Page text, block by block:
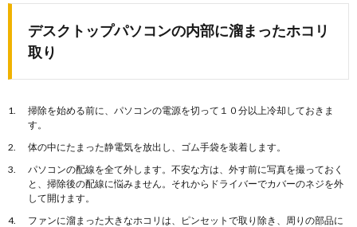
デスクトップパソコンの内部に溜まったホコリ
取り
掃除を始める前に、パソコンの電源を切って１０分以上冷却しておきま
す。
体の中にたまった静電気を放出し、ゴム手袋を装着します。
パソコンの配線を全て外します。不安な方は、外す前に写真を撮っておく
と、掃除後の配線に悩みません。それからドライバーでカバーのネジを外
して開けます。
ファンに溜まった大きなホコリは、ピンセットで取り除き、周りの部品に